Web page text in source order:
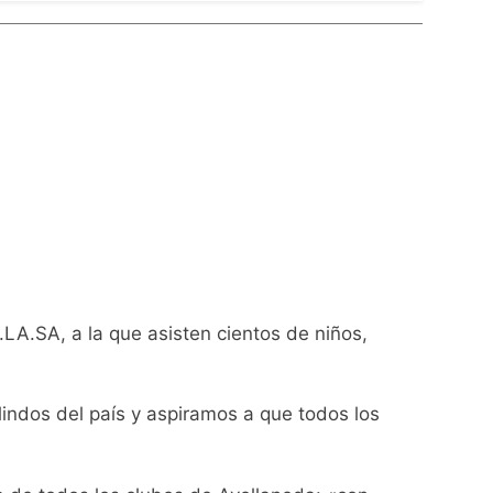
más bajas de la semana
capítulo
a la que asisten cientos de niños,
del país y aspiramos a que todos los